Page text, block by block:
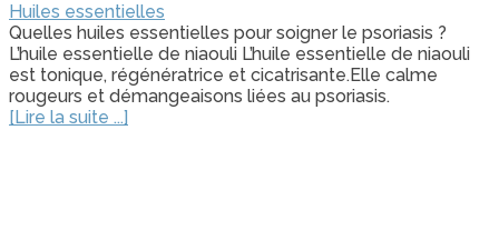
Huiles essentielles
Quelles huiles essentielles pour soigner le psoriasis ?
L’huile essentielle de niaouli L’huile essentielle de niaouli
est tonique, régénératrice et cicatrisante.Elle calme
rougeurs et démangeaisons liées au psoriasis.
[Lire la suite ...]